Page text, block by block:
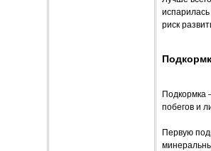
риск
Подкормка
побегов и
Первую